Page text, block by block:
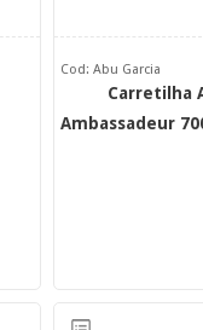
Cod: Abu Garcia
Carretilha
Ambassadeur